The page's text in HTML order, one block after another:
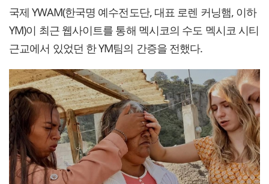
국제 YWAM(한국명 예수전도단, 대표 로렌 커닝햄, 이하
YM)이 최근 웹사이트를 통해 멕시코의 수도 멕시코 시티
근교에서 있었던 한 YM팀의 간증을 전했다.